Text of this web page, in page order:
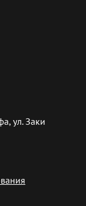
ул. Заки